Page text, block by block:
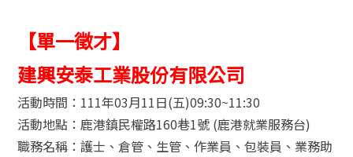
【單一徵才】
建興安泰工業股份有限公司
活動時間：111年03月11日(五)09:30~11:30
活動地點：鹿港鎮民權路160巷1號 (鹿港就業服務台)
職務名稱：護士、倉管、生管、作業員、包裝員、業務助